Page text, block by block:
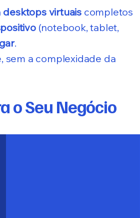
desktops virtuais completos
(notebook, tablet,
.
sem a complexidade da
o Seu Negócio